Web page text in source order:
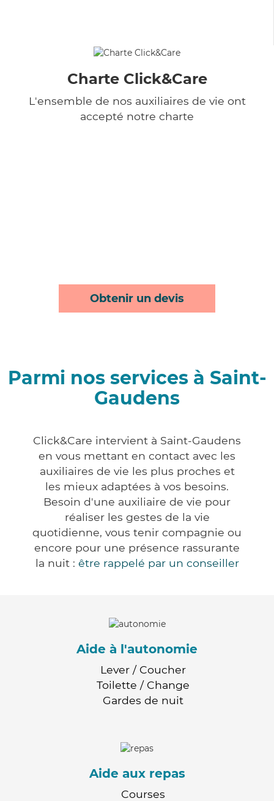
Charte Click&Care
L'ensemble de nos auxiliaires de vie ont
accepté notre charte
Obtenir un devis
Parmi nos services à Saint-
Gaudens
Click&Care intervient à Saint-Gaudens
en vous mettant en contact avec les
auxiliaires de vie les plus proches et
les mieux adaptées à vos besoins.
Besoin d'une auxiliaire de vie pour
réaliser les gestes de la vie
quotidienne, vous tenir compagnie ou
encore pour une présence rassurante
la nuit : être rappelé par un conseiller
Aide à l'autonomie
Lever / Coucher
Toilette / Change
Gardes de nuit
Aide aux repas
Courses